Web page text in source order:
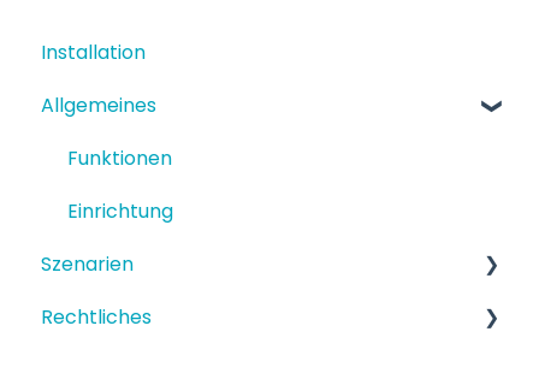
Installation
Allgemeines
Funktionen
Einrichtung
Szenarien
Strukturiertes Szenario
Rechtliches